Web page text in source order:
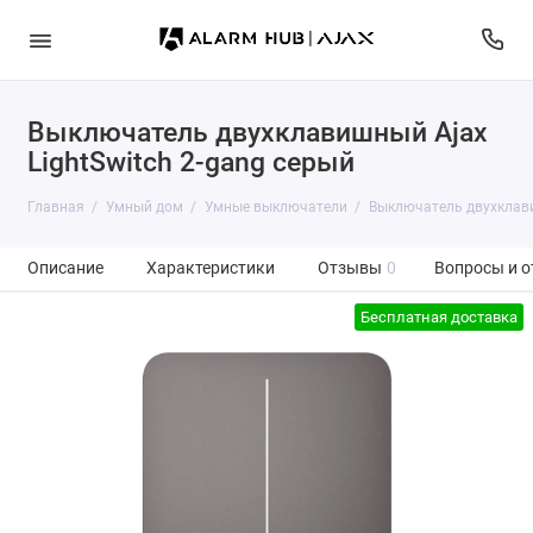
Выключатель двухклавишный Ajax
LightSwitch 2-gang серый
Главная Умный дом Умные выключатели Выключатель
Описание Характеристики Отзывы 0 Вопросы и
Бесплатная доставка